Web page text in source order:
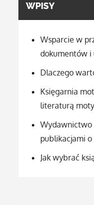
WPISY
Wsparcie w
dokumentów i
Dlaczego
Księgarnia
literaturą
publikacjami o
Jak wybrać